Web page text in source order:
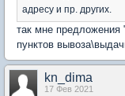
адресу и пр. других.
так мне предложения
пунктов
kn_dima
17 Фев 2021